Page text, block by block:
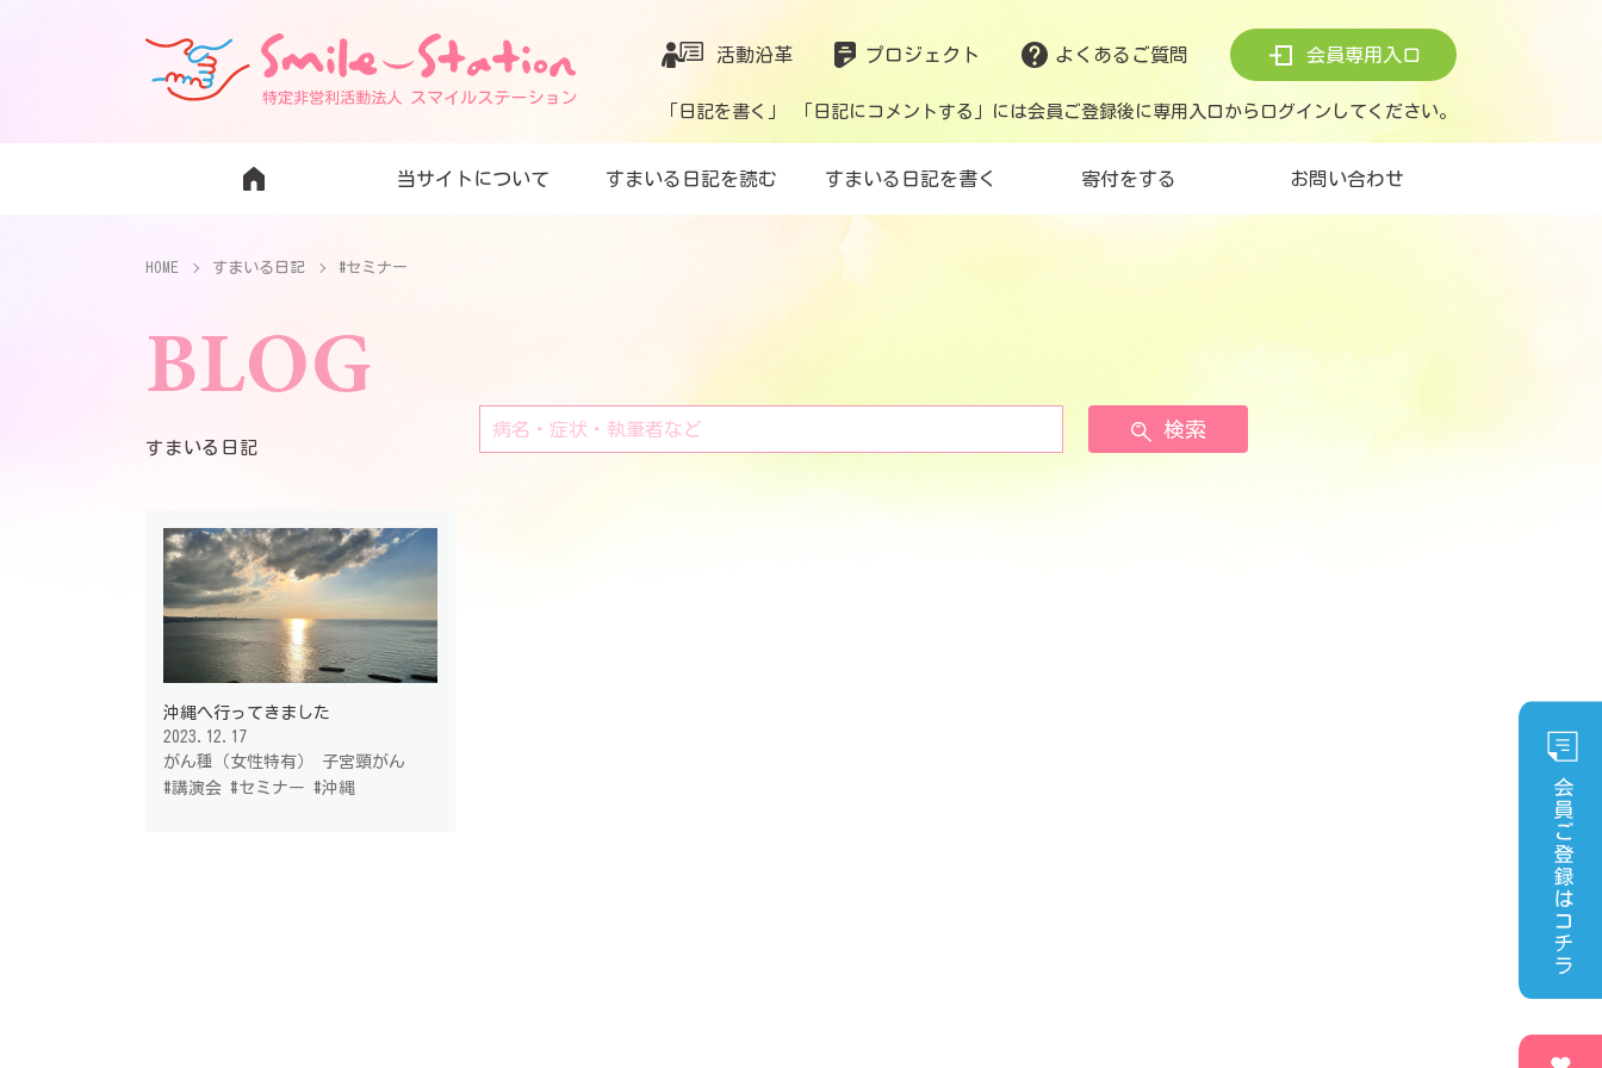
活動沿革 プロジェクト よくあるご質問 会員専用入口
「日記を書く」 「日記にコメントする」には会員ご登録後に専用入口からログインしてください。
当サイトについて すまいる日記を読む すまいる日記を書く 寄付をする お問い合わせ
HOME すまいる日記 #セミナー
BLOG
すまいる日記
検索
2023.12.17
沖縄へ行ってきました
がん種（女性特有）
子宮頸がん
#講演会 #セミナー #沖縄